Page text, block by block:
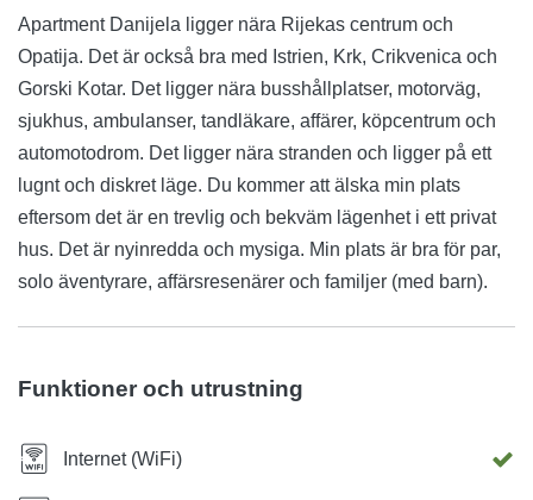
Apartment Danijela ligger nära Rijekas centrum och
Opatija. Det är också bra med Istrien, Krk, Crikvenica och
Gorski Kotar. Det ligger nära busshållplatser, motorväg,
sjukhus, ambulanser, tandläkare, affärer, köpcentrum och
automotodrom. Det ligger nära stranden och ligger på ett
lugnt och diskret läge. Du kommer att älska min plats
eftersom det är en trevlig och bekväm lägenhet i ett privat
hus. Det är nyinredda och mysiga. Min plats är bra för par,
solo äventyrare, affärsresenärer och familjer (med barn).
Funktioner och utrustning
Internet (WiFi)